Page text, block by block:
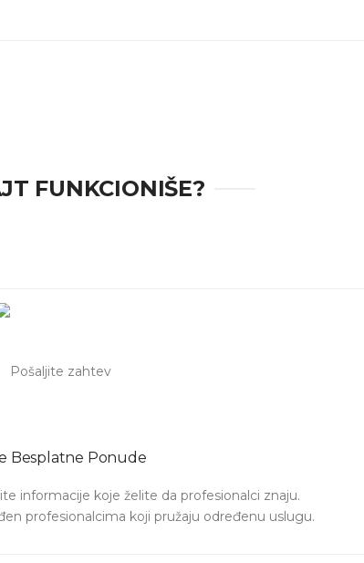
Vaš dan. Neka bude jedinstven i uzbudljiv u
FUNKCIONIŠE?
Besplatne Ponude
informacije koje želite da profesionalci znaju.
profesionalcima koji pružaju određenu uslugu.